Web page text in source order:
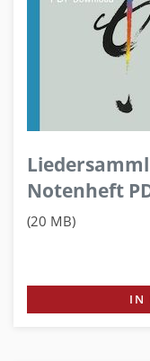
Notenheft
(20 MB)
IN